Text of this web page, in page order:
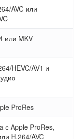
AVC или
или MKV
HEVC/AV1 и
ProRes
с Apple ProRes,
H.264/AVC